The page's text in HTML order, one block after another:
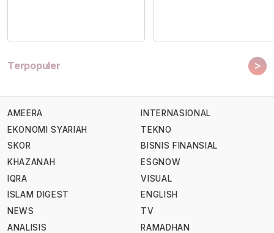
Terpopuler >
AMEERA
EKONOMI SYARIAH
SKOR
KHAZANAH
IQRA
ISLAM DIGEST
NEWS
ANALISIS
INTERNASIONAL
TEKNO
BISNIS FINANSIAL
ESGNOW
VISUAL
ENGLISH
TV
RAMADHAN